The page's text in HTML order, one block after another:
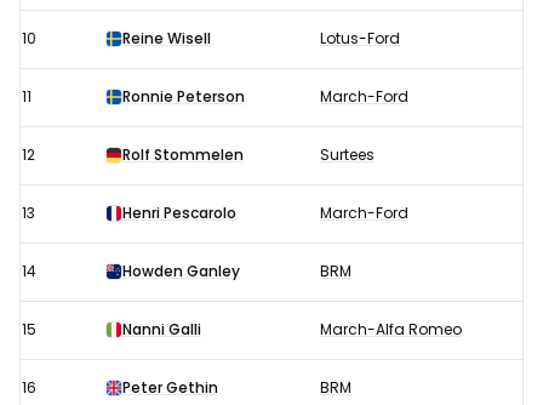
10 Reine Wisell Lotus-Ford
11 Ronnie Peterson March-Ford
12 Rolf Stommelen Surtees
13 Henri Pescarolo March-Ford
14 Howden Ganley BRM
15 Nanni Galli March-Alfa Romeo
16 Peter Gethin BRM